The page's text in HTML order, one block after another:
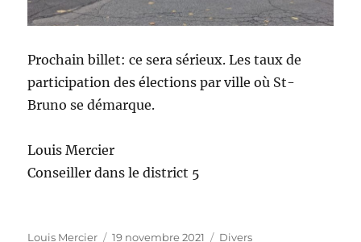
Prochain billet: ce sera sérieux. Les taux de
participation des élections par ville où St-
Bruno se démarque.
Louis Mercier
Conseiller dans le district 5
Auteur
Louis Mercier
Publié
19 novembre 2021 Catégories
Divers